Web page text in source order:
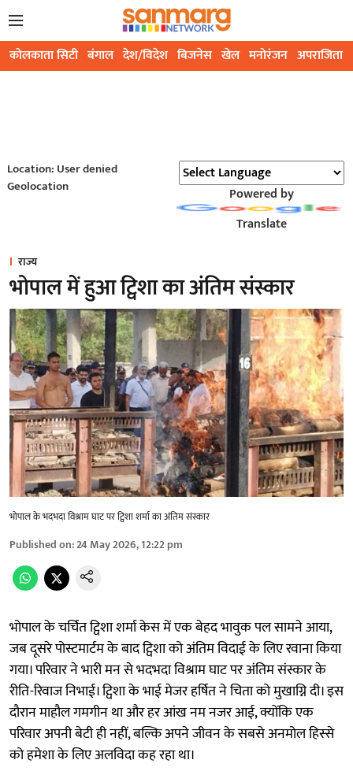
कोलकाता सिटी बंगाल देश/विदेश बिजनेस खेल मनोरंजन अपराजिता
Location: User denied
Geolocation
Powered by
Translate
राज्य
भोपाल में हुआ ट्विशा का अंतिम संस्कार
भोपाल के भदभदा विश्राम घाट पर ट्विशा शर्मा का अंतिम संस्कार
Published on:24 May 2026, 12:22 pm
भोपाल के चर्चित ट्विशा शर्मा केस में एक बेहद भावुक पल सामने आया,
जब दूसरे पोस्टमार्टम के बाद ट्विशा को अंतिम विदाई के लिए रवाना किया
गया। परिवार ने भारी मन से भदभदा विश्राम घाट पर अंतिम संस्कार के
रीति-रिवाज निभाई। ट्विशा के भाई मेजर हर्षित ने चिता को मुखाग्नि दी। इस
दौरान माहौल गमगीन था और हर आंख नम नजर आई, क्योंकि एक
परिवार अपनी बेटी ही नहीं, बल्कि अपने जीवन के सबसे अनमोल हिस्से
को हमेशा के लिए अलविदा कह रहा था।